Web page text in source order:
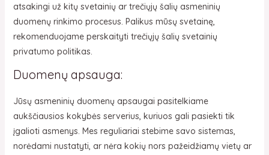
atsakingi už kitų svetainių ar trečiųjų šalių asmeninių
duomenų rinkimo procesus. Palikus mūsų svetainę,
rekomenduojame perskaityti trečiųjų šalių svetainių
privatumo politikas.
Duomenų apsauga:
Jūsų asmeninių duomenų apsaugai pasitelkiame
aukščiausios kokybės serverius, kuriuos gali pasiekti tik
įgalioti asmenys. Mes reguliariai stebime savo sistemas,
norėdami nustatyti, ar nėra kokių nors pažeidžiamų vietų ar